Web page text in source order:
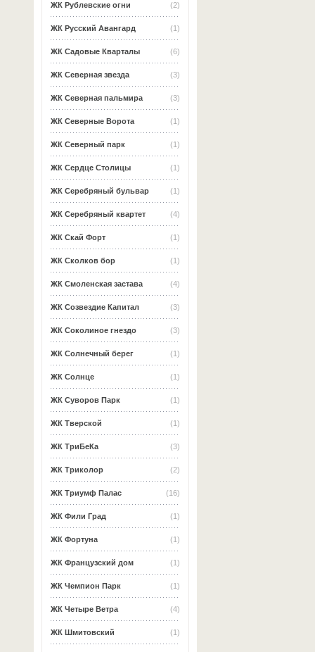
(2)
ЖК Рублевские огни
(1)
ЖК Русский Авангард
(6)
ЖК Садовые Кварталы
(3)
ЖК Северная звезда
(3)
ЖК Северная пальмира
(1)
ЖК Северные Ворота
(1)
ЖК Северный парк
(1)
ЖК Сердце Столицы
(1)
ЖК Серебряный бульвар
(4)
ЖК Серебряный квартет
(1)
ЖК Скай Форт
(1)
ЖК Сколков бор
(4)
ЖК Смоленская застава
(3)
ЖК Созвездие Капитал
(3)
ЖК Соколиное гнездо
(1)
ЖК Солнечный берег
(1)
ЖК Солнце
(1)
ЖК Суворов Парк
(1)
ЖК Тверской
(3)
ЖК ТриБеКа
(2)
ЖК Триколор
(16)
ЖК Триумф Палас
(1)
ЖК Фили Град
(1)
ЖК Фортуна
(1)
ЖК Французский дом
(1)
ЖК Чемпион Парк
(4)
ЖК Четыре Ветра
(1)
ЖК Шмитовский